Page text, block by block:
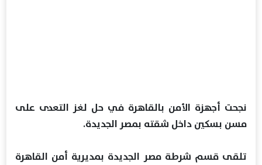
نجحت أجهزة الأمن بالقاهرة في حل لغز التعدى على
مسن بسكين داخل شقته بمصر الجديدة.
تلقى قسم شرطة مصر الجديدة بمديرية أمن القاهرة